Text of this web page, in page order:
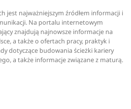
jest najważniejszym źródłem informacji i
Na portalu internetowym
znajdują najnowsze informacje na
a także o ofertach pracy, praktyk i
dotyczące budowania ścieżki kariery
a także informacje związane z maturą.